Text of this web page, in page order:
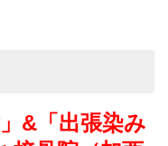
&「出張染み